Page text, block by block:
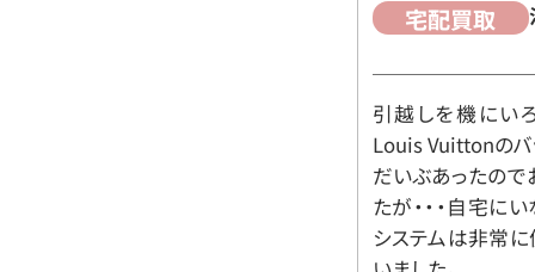
宅配買取
引越しを機にい
Louis Vuittonのバ
だいぶあったので
たが・・・自宅に
システムは非常に